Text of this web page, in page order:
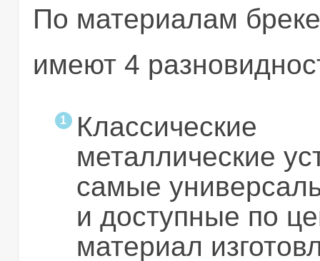
По материалам
имеют 4
Классические
металлические
самые
и доступные по
материал